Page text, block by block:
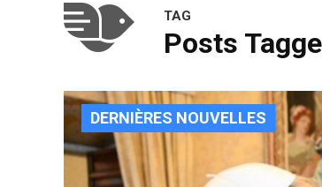
TAG
DERNIÈRES NOUVELLES